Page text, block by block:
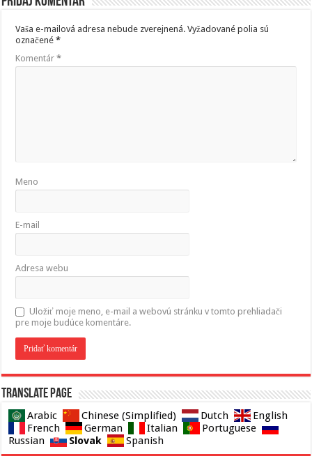
Vaša e-mailová adresa nebude zverejnená. Vyžadované polia sú
označené*
Komentár*
Meno
E-mail
Adresa webu
Uložiť moje meno, e-mail a webovú stránku v tomto prehliadači
pre moje budúce komentáre.
Translate page
Arabic Chinese (Simplified) Dutch
English
French
German Italian
Portuguese
Russian
Slovak Spanish